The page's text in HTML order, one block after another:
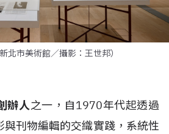
北市美術館／攝影：王世邦）
辦人之一，自1970年代起透過
與刊物編輯的交織實踐，系統性